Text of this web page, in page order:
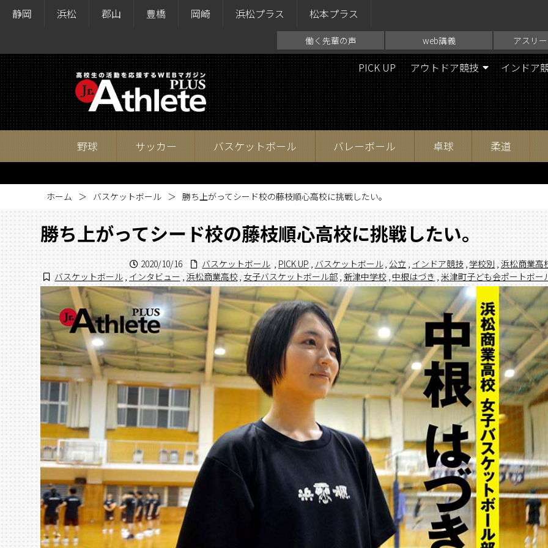
静岡 浜松 郡山 豊橋 岡崎 浜松プラス 松本プラス
働く先輩の声 web講義 アスリ
PICK UP アウトドア競技 インドア
野球 サッカー バスケットボール バレーボール 卓球 柔道
ホーム バスケットボール 勝ち上がってシード校の藤枝順心高校に挑戦したい。
勝ち上がってシード校の藤枝順心高校に挑戦したい。
2020/10/16 バスケットボール , PICK UP , バスケットボール, 公立 , インドア競技 , 学校別 , 浜松商業高
バスケットボール , インタビュー , 浜松商業高校, 女子バスケットボール部 , 新津中学校 , 中根はづき , 米津町子ども会ポートボー